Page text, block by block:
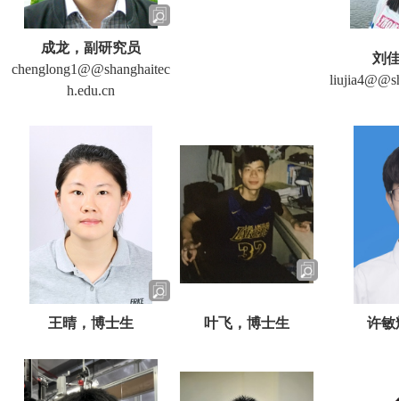
成龙，副研究员
chenglong1@@shanghaitec
h.edu.cn
刘
王晴，博士生 叶飞，博士生 许敏